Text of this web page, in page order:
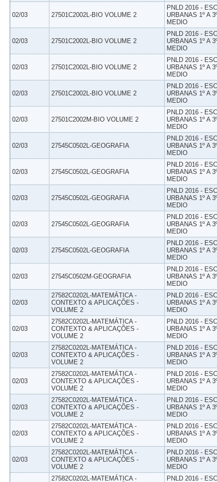
02/03 27501C2002L-BIO VOLUME 2
PNLD 2016 -
URBANAS 1º A
MEDIO
02/03 27501C2002L-BIO VOLUME 2
PNLD 2016 -
URBANAS 1º A
MEDIO
02/03 27501C2002L-BIO VOLUME 2
PNLD 2016 -
URBANAS 1º A
MEDIO
02/03 27501C2002L-BIO VOLUME 2
PNLD 2016 -
URBANAS 1º A
MEDIO
02/03 27501C2002M-BIO VOLUME 2
PNLD 2016 -
URBANAS 1º A
MEDIO
02/03 27545C0502L-GEOGRAFIA
PNLD 2016 -
URBANAS 1º A
MEDIO
02/03 27545C0502L-GEOGRAFIA
PNLD 2016 -
URBANAS 1º A
MEDIO
02/03 27545C0502L-GEOGRAFIA
PNLD 2016 -
URBANAS 1º A
MEDIO
02/03 27545C0502L-GEOGRAFIA
PNLD 2016 -
URBANAS 1º A
MEDIO
02/03 27545C0502L-GEOGRAFIA
PNLD 2016 -
URBANAS 1º A
MEDIO
02/03 27545C0502M-GEOGRAFIA
PNLD 2016 -
URBANAS 1º A
MEDIO
02/03
27582C0202L-MATEMÁTICA -
CONTEXTO & APLICAÇÕES -
VOLUME 2
PNLD 2016 -
URBANAS 1º A
MEDIO
02/03
27582C0202L-MATEMÁTICA -
CONTEXTO & APLICAÇÕES -
VOLUME 2
PNLD 2016 -
URBANAS 1º A
MEDIO
02/03
27582C0202L-MATEMÁTICA -
CONTEXTO & APLICAÇÕES -
VOLUME 2
PNLD 2016 -
URBANAS 1º A
MEDIO
02/03
27582C0202L-MATEMÁTICA -
CONTEXTO & APLICAÇÕES -
VOLUME 2
PNLD 2016 -
URBANAS 1º A
MEDIO
02/03
27582C0202L-MATEMÁTICA -
CONTEXTO & APLICAÇÕES -
VOLUME 2
PNLD 2016 -
URBANAS 1º A
MEDIO
02/03
27582C0202L-MATEMÁTICA -
CONTEXTO & APLICAÇÕES -
VOLUME 2
PNLD 2016 -
URBANAS 1º A
MEDIO
02/03
27582C0202L-MATEMÁTICA -
CONTEXTO & APLICAÇÕES -
VOLUME 2
PNLD 2016 -
URBANAS 1º A
MEDIO
27582C0202L-MATEMÁTICA -
PNLD 2016 -